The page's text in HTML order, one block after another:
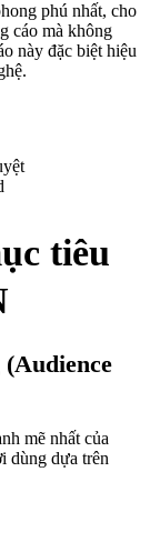
phú nhất, cho
cáo mà không
này đặc biệt hiệu
tiêu
mẽ nhất của
dùng dựa trên